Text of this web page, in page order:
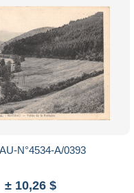
N°4534-A/0393
± 10,26 $